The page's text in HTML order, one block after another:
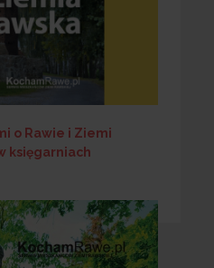
o Rawie i Ziemi
księgarniach